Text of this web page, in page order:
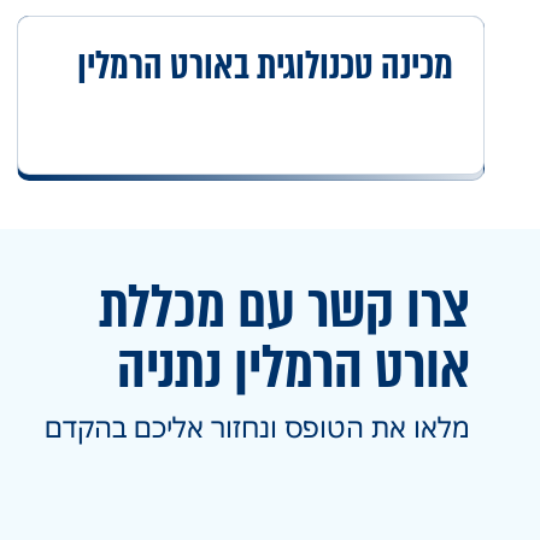
מכינה טכנולוגית באורט הרמלין
צרו קשר עם מכללת
אורטהרמלין נתניה
מלאו את הטופס ונחזור אליכם בהקדם